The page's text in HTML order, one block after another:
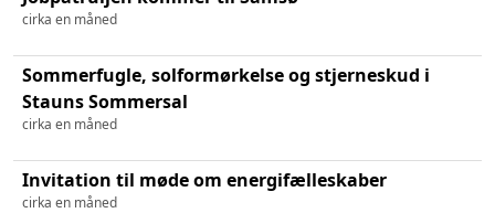
cirka en måned
Sommerfugle, solformørkelse og stjerneskud i
Stauns Sommersal
cirka en måned
Invitation til møde om energifælleskaber
cirka en måned